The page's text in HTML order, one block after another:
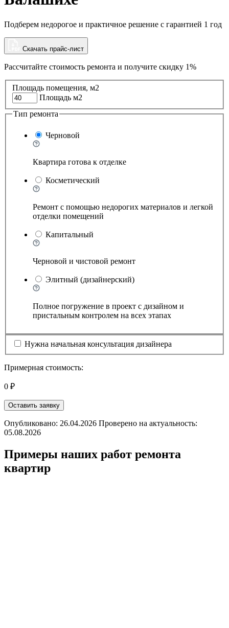
Подберем недорогое и практичное решение с гарантией 1 год
Скачать прайс-лист
Рассчитайте стоимость ремонта и получите скидку 1%
Площадь помещения, м2
Площадь м2
Тип ремонта
Черновой
Квартира готова к отделке
Косметический
Ремонт с помощью недорогих материалов и легкой
отделки помещений
Капитальный
Черновой и чистовой ремонт
Элитный (дизайнерский)
Полное погружение в проект с дизайном и
пристальным контролем на всех этапах
Нужна начальная консультация дизайнера
Примерная стоимость:
0 ₽
Оставить заявку
Опубликовано: 26.04.2026 Проверено на актуальность:
05.08.2026
Примеры наших работ ремонта
квартир